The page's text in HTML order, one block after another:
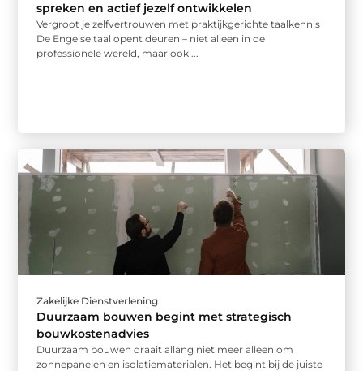
spreken en actief jezelf ontwikkelen
Vergroot je zelfvertrouwen met praktijkgerichte taalkennis
De Engelse taal opent deuren – niet alleen in de
professionele wereld, maar ook ...
Zakelijke Dienstverlening
Duurzaam bouwen begint met strategisch
bouwkostenadvies
Duurzaam bouwen draait allang niet meer alleen om
zonnepanelen en isolatiematerialen. Het begint bij de juiste